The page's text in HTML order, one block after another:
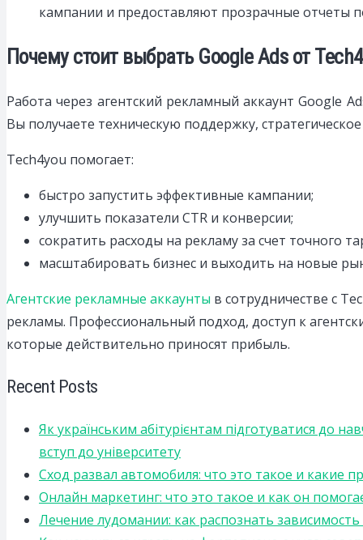
кампании и предоставляют прозрачные отчеты
Почему стоит выбрать Google Ads от
Работа через агентский рекламный аккаунт
Вы получаете техническую поддержку,
Tech4you помогает:
быстро запустить эффективные кампании;
улучшить показатели CTR и конверсии;
сократить расходы на рекламу за счет точного
масштабировать бизнес и выходить на новые
Агентские рекламные аккаунты в сотрудничестве с
рекламы. Профессиональный подход, доступ к
которые действительно приносят прибыль.
Recent Posts
Як українським абітурієнтам підготуватися до
вступ до університету
Сход развал автомобиля: что это такое и какие
Онлайн маркетинг: что это такое и как он
Лечение лудомании: как распознать